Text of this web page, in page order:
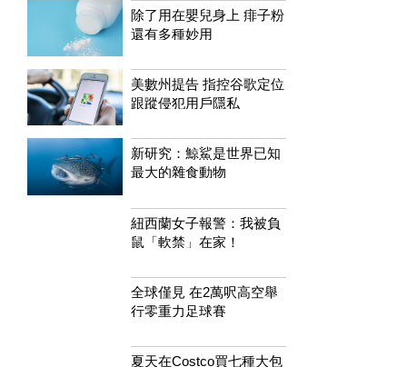
除了用在嬰兒身上 痱子粉
還有多種妙用
美數州提告 指控谷歌定位
跟蹤侵犯用戶隱私
新研究：鯨鯊是世界已知
最大的雜食動物
紐西蘭女子報警：我被負
鼠「軟禁」在家！
全球僅見 在2萬呎高空舉
行零重力足球賽
夏天在Costco買七種大包